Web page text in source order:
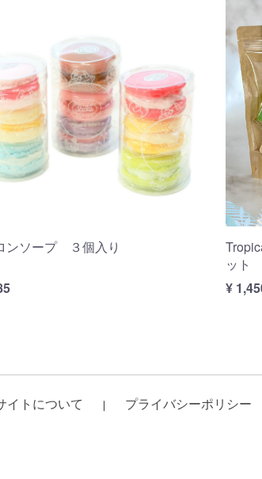
ンソープ ３個入り
ット
¥
イトについて ｜ プライバシーポリシー